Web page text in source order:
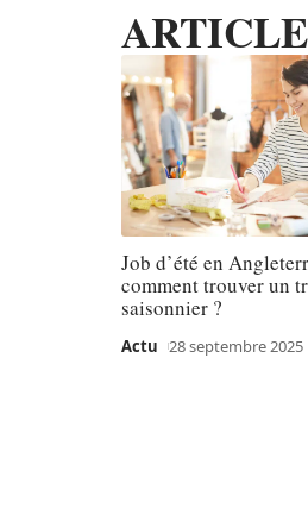
Job d’été en
comment trouver un
saisonnier ?
Actu 28 septembre 2025